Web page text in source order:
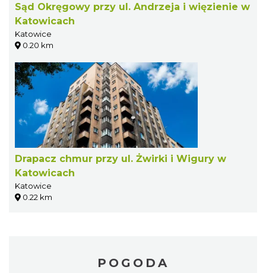
Sąd Okręgowy przy ul. Andrzeja i więzienie w
Katowicach
Katowice
0.20 km
Drapacz chmur przy ul. Żwirki i Wigury w
Katowicach
Katowice
0.22 km
POGODA